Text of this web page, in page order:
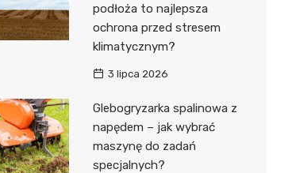
podłoża to najlepsza
ochrona przed stresem
klimatycznym?
3 lipca 2026
Glebogryzarka spalinowa z
napędem – jak wybrać
maszynę do zadań
specjalnych?